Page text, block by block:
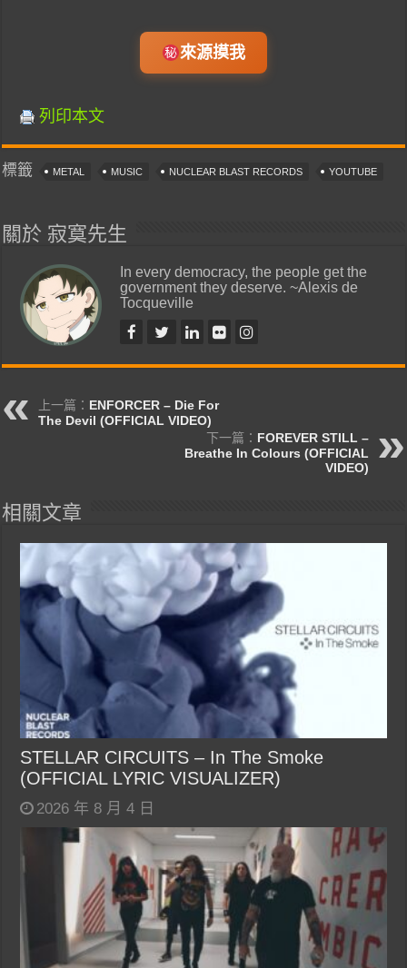
來源摸我
列印本文
標籤 METAL MUSIC NUCLEAR BLAST RECORDS YOUTUBE
關於 寂寞先生
In every democracy, the people get the
government they deserve. ~Alexis de
Tocqueville
上一篇： ENFORCER – Die For
The Devil (OFFICIAL VIDEO)
下一篇： FOREVER STILL –
Breathe In Colours (OFFICIAL
VIDEO)
相關文章
STELLAR CIRCUITS – In The Smoke
(OFFICIAL LYRIC VISUALIZER)
2026 年 8 月 4 日